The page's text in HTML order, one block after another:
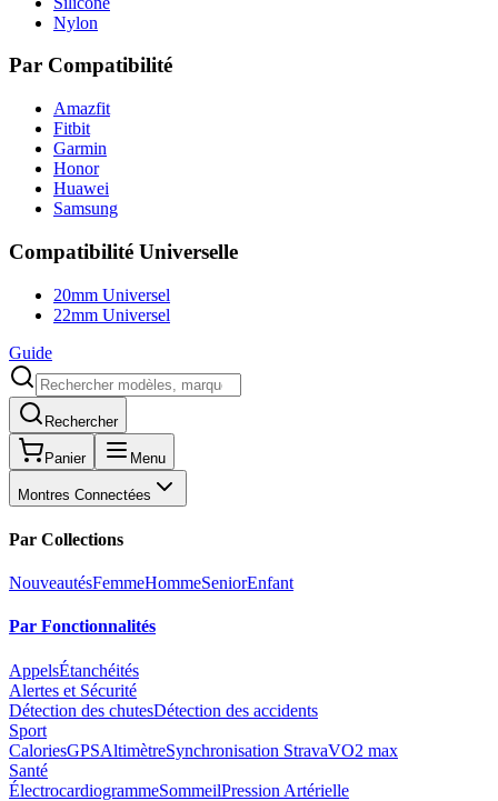
Nylon
Par Compatibilité
Amazfit
Fitbit
Garmin
Honor
Huawei
Samsung
Compatibilité Universelle
20mm Universel
22mm Universel
Guide
Rechercher
Panier Menu
Montres Connectées
Par Collections
NouveautésFemmeHommeSeniorEnfant
Par Fonctionnalités
AppelsÉtanchéités
Alertes et Sécurité
Détection des chutesDétection des accidents
Sport
CaloriesGPSAltimètreSynchronisation StravaVO2 max
Santé
ÉlectrocardiogrammeSommeilPression Artérielle